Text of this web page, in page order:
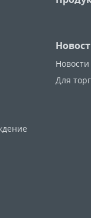
Новости
Для